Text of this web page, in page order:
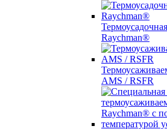
Raychman®
AMS / RSFR